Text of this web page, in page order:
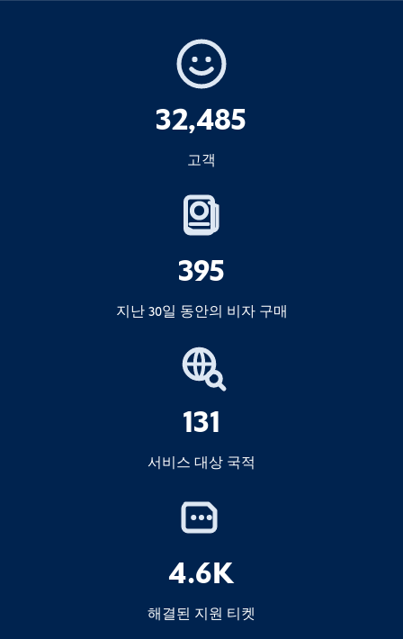
32,485
고객
395
지난 30일 동안의 비자 구매
131
서비스 대상 국적
4.6K
해결된 지원 티켓